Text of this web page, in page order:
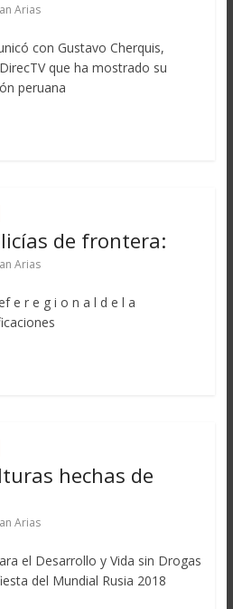
Arias
con Gustavo Cherquis,
que ha mostrado su
peruana
de frontera:
Arias
e r e g i o n a l d e l a
hechas de
Arias
el Desarrollo y Vida sin Drogas
del Mundial Rusia 2018